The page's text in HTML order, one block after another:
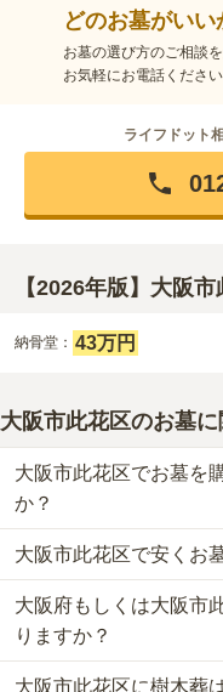
どのお墓がい
お墓の選び方のご相談
お気軽にお電話ください
ライフドット
【2026年版】大阪
納骨堂： 43万円
大阪市此花区のお墓
大阪市此花区でお墓を
か？
大阪市此花区での購入費用
墓が約13万円です。
樹木葬・納骨堂・永代供養
使用料のみかかります。
大阪市此花区で安くお
大阪市此花区 で一番安価な
苑」 の永代供養墓
一般的に最も費用を抑え
する「合祀墓（ごうしぼ）
大阪府もしくは大阪市
りますか？
大阪市此花区に樹木葬